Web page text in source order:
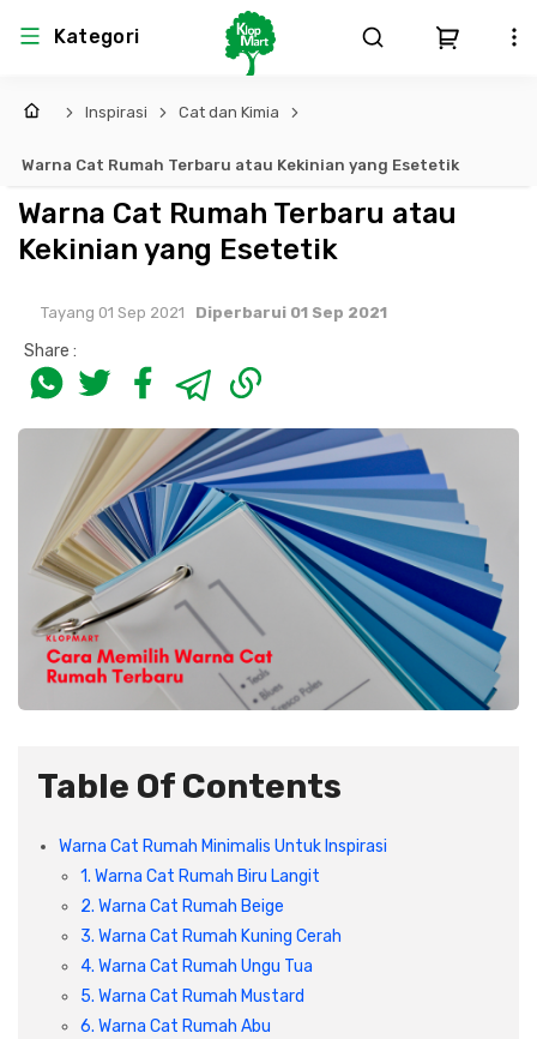
Kategori
Arsitektur
Lem
Dinding
Pintu, Jendela & Perlengkapan
Cat dan Pelapis Dinding
Lantai
Plafon & Partisi
Sanitari & Aksesorisnya
Aksesoris Dapur
Konstruksi
Atap & Lantai
Struktural
Produk K3
Perlengkapan
Bekisting
Besi Beton & Wiremesh
Beton
Material Alam
Besi Profil & Plat
Produk Pracetak
MEP
Sistem Elektro
Sistem Penanggulangan Kebakaran
Sistem Pemipaan
Peralatan Elektronik
Peralatan Utama
Sistem Elektrikal
Pompa dan Pipa
Lampu & Listrik
Interior
Landscape
Inspirasi Cat dan Kimia
Warna Cat Rumah Terbaru atau Kekinian yang Esetetik
Warna Cat Rumah Terbaru atau
Kekinian yang Esetetik
Tayang 01 Sep 2021 Diperbarui 01 Sep 2021
Share :
Table Of Contents
Warna Cat Rumah Minimalis Untuk Inspirasi
1. Warna Cat Rumah Biru Langit
2. Warna Cat Rumah Beige
3. Warna Cat Rumah Kuning Cerah
4. Warna Cat Rumah Ungu Tua
5. Warna Cat Rumah Mustard
6. Warna Cat Rumah Abu